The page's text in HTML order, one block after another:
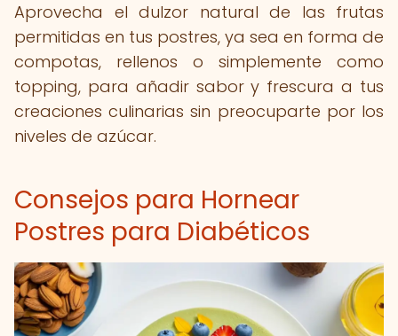
Aprovecha el dulzor natural de las frutas
permitidas en tus postres, ya sea en forma de
compotas, rellenos o simplemente como
topping, para añadir sabor y frescura a tus
creaciones culinarias sin preocuparte por los
niveles de azúcar.
Consejos para Hornear
Postres para Diabéticos